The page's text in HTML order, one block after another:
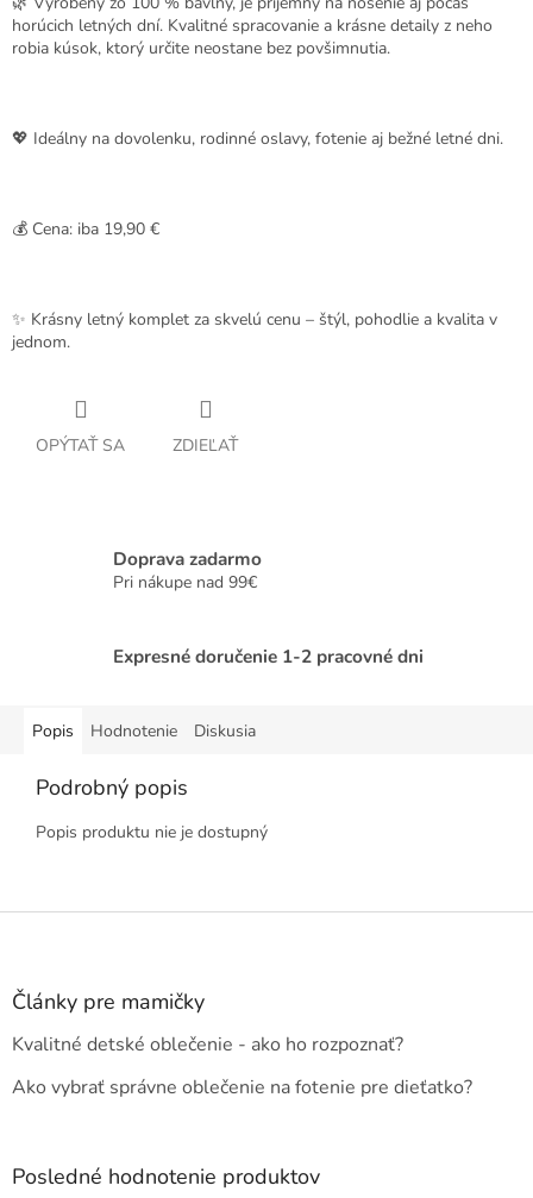
horúcich letných dní. Kvalitné spracovanie a krásne detaily z neho
robia kúsok, ktorý určite neostane bez povšimnutia.
💖 Ideálny na dovolenku, rodinné oslavy, fotenie aj bežné letné dni.
💰 Cena: iba 19,90 €
✨ Krásny letný komplet za skvelú cenu – štýl, pohodlie a kvalita v
jednom.
OPÝTAŤ SA ZDIEĽAŤ
Doprava zadarmo
Pri nákupe nad 99€
Expresné doručenie 1-2 pracovné dni
Popis Hodnotenie Diskusia
Podrobný popis
Popis produktu nie je dostupný
Z
Články pre mamičky
Kvalitné detské oblečenie - ako ho rozpoznať?
Ako vybrať správne oblečenie na fotenie pre dieťatko?
Posledné hodnotenie produktov